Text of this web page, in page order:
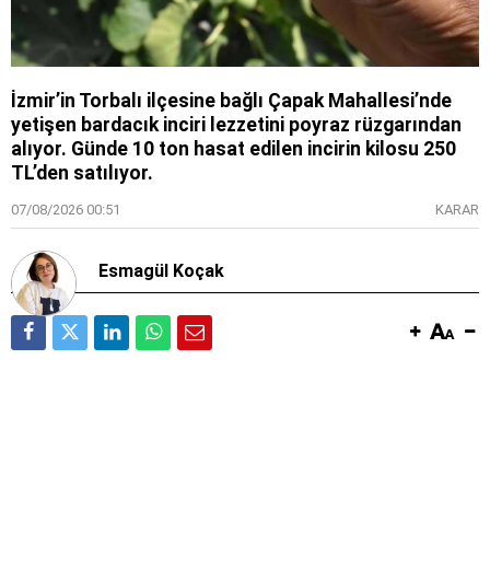
İzmir’in Torbalı ilçesine bağlı Çapak Mahallesi’nde
yetişen bardacık inciri lezzetini poyraz rüzgarından
alıyor. Günde 10 ton hasat edilen incirin kilosu 250
TL’den satılıyor.
07/08/2026 00:51 KARAR
Esmagül Koçak